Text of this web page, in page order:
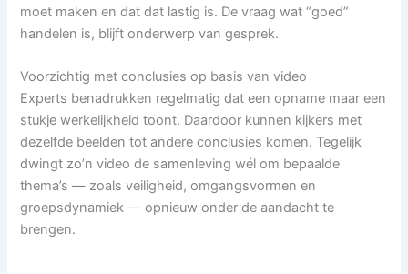
moet maken en dat dat lastig is. De vraag wat “goed”
handelen is, blijft onderwerp van gesprek.
Voorzichtig met conclusies op basis van video
Experts benadrukken regelmatig dat een opname maar een
stukje werkelijkheid toont. Daardoor kunnen kijkers met
dezelfde beelden tot andere conclusies komen. Tegelijk
dwingt zo’n video de samenleving wél om bepaalde
thema’s — zoals veiligheid, omgangsvormen en
groepsdynamiek — opnieuw onder de aandacht te
brengen.